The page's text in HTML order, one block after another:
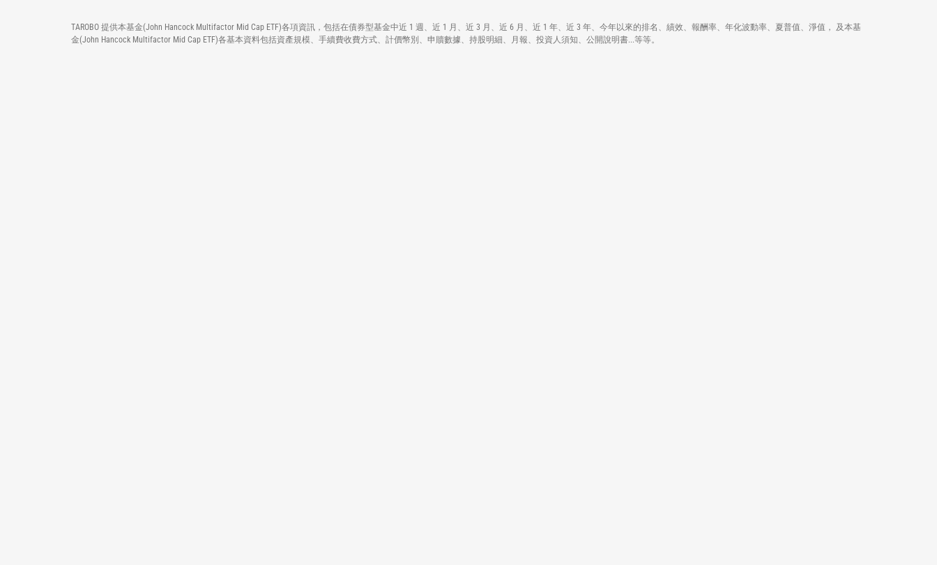
TAROBO 提供本基金(John Hancock Multifactor Mid Cap ETF)各項資訊，包括在債券型基金中近 1 週、近 1 月、近 3 月、近 6 月、近 1 年、近 3 年、今年以來的排名、績效、報酬率、年化波動率、夏普值、淨值， 及本基
金(John Hancock Multifactor Mid Cap ETF)各基本資料包括資產規模、手續費收費方式、計價幣別、申贖數據、持股明細、月報、投資人須知、公開說明書...等等。